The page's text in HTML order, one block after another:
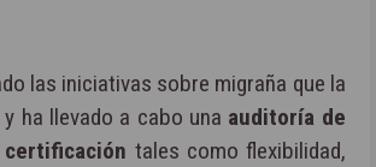
las iniciativas sobre migraña que la
ha llevado a cabo una auditoría de
tales como flexibilidad,